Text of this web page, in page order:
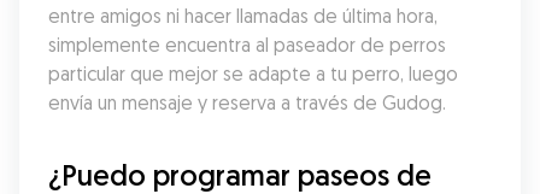
entre amigos ni hacer llamadas de última hora,
simplemente encuentra al paseador de perros
particular que mejor se adapte a tu perro, luego
envía un mensaje y reserva a través de Gudog.
¿Puedo programar paseos de